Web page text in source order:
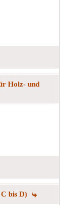
Holz- und
bis D)